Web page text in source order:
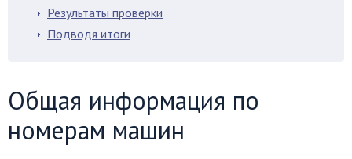
Результаты проверки
Подводя итоги
Общая информация по
номерам машин